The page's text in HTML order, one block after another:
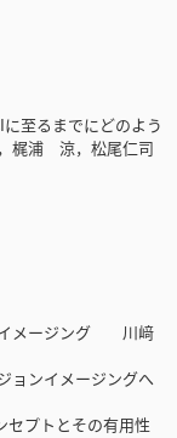
至るまでにどのよう
梶浦 涼，松尾仁司
イメージング 川﨑
ンイメージングへ
プトとその有用性